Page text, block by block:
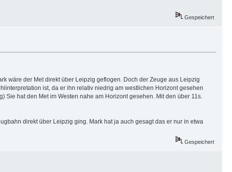
Gespeichert
wäre der Met direkt über Leipzig geflogen. Doch der Zeuge aus Leipzig
ist, da er ihn relativ niedrig am westlichen Horizont gesehen
hat den Met im Westen nahe am Horizont gesehen. Mit den über 11s.
direkt über Leipzig ging. Mark hat ja auch gesagt das er nur in etwa
Gespeichert